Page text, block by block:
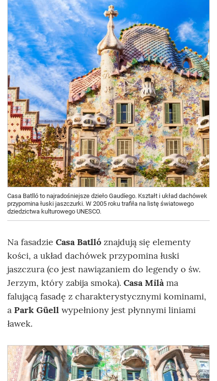
Casa Batlló to najradośniejsze dzieło Gaudíego. Kształt i układ dachówek
przypomina łuski jaszczurki. W 2005 roku trafiła na listę światowego
dziedzictwa kulturowego UNESCO.
Na fasadzie Casa Batlló znajdują się elementy
kości, a układ dachówek przypomina łuski
jaszczura (co jest nawiązaniem do legendy o św.
Jerzym, który zabija smoka). Casa Milàma
falującą fasadę z charakterystycznymi kominami,
a Park Güell wypełniony jest płynnymi liniami
ławek.